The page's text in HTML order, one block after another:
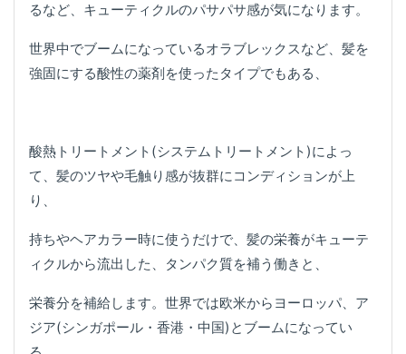
るなど、キューティクルのパサパサ感が気になります。
世界中でブームになっているオラブレックスなど、髪を
強固にする酸性の薬剤を使ったタイプでもある、
酸熱トリートメント(システムトリートメント)によっ
て、髪のツヤや毛触り感が抜群にコンディションが上
り、
持ちやヘアカラー時に使うだけで、髪の栄養がキューテ
ィクルから流出した、タンパク質を補う働きと、
栄養分を補給します。世界では欧米からヨーロッパ、ア
ジア(シンガポール・香港・中国)とブームになってい